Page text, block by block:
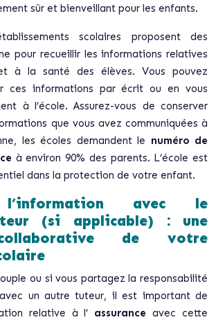
sûr et bienveillant pour les enfants.
scolaires proposent des
pour recueillir les informations relatives
à la santé des élèves. Vous pouvez
ces informations par écrit ou en vous
à l’école. Assurez-vous de conserver
que vous avez communiquées à
les écoles demandent le numéro de
à environ 90% des parents. L’école est
dans la protection de votre enfant.
l’information avec le
(si applicable) : une
de votre
ou si vous partagez la responsabilité
un autre tuteur, il est important de
relative à l’ assuranceavec cette